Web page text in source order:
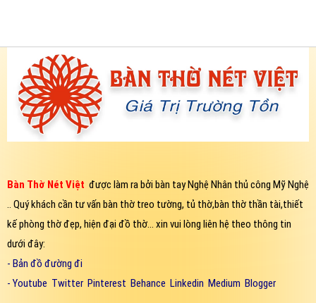
Bàn Thờ Nét Việt được làm ra bởi bàn tay Nghệ Nhân thủ công Mỹ Nghệ
.. Quý khách cần tư vấn bàn thờ treo tường, tủ thờ,bàn thờ thần tài,thiết
kế phòng thờ đẹp, hiện đại đồ thờ... xin vui lòng liên hệ theo thông tin
dưới đây:
- Bản đồ đường đi
- Youtube Twitter Pinterest Behance Linkedin Medium Blogger